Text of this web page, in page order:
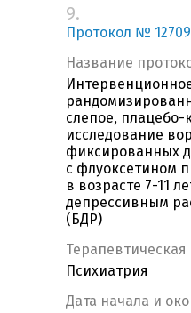
9.
Протокол №
Название
слепое, плацебо-
исследование
фиксированных
с флуоксетином
в возрасте 7-11
депрессивным
(БДР)
Терапевтическая
Психиатрия
Дата начала и